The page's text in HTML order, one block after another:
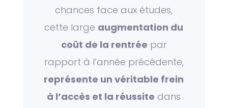
chances face aux études,
cette large augmentation du
coût de la rentrée par
rapport à l’année précédente,
représente un véritable frein
à l’accès et la réussite dans